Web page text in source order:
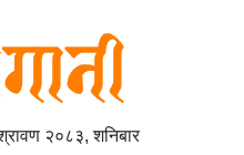
२०८३, शनिबार